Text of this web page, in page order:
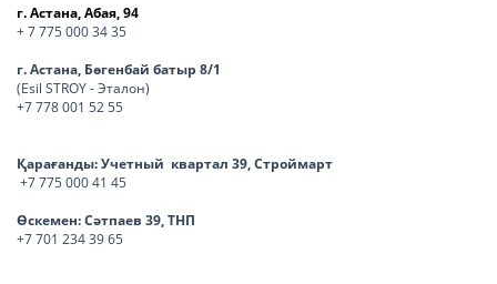
г. Астана, Абая, 94
+ 7 775 000 34 35
г. Астана, Бөгенбай батыр 8/1
(Esil STROY - Эталон)
+7 778 001 52 55
Қарағанды:Учетный квартал 39, Строймарт
+7 775 000 41 45
Өскемен:Сәтпаев 39, ТНП
+7 701 234 39 65